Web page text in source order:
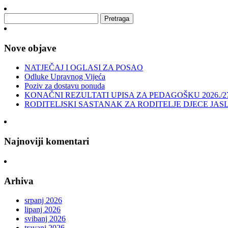
Nove objave
NATJEČAJ I OGLASI ZA POSAO
Odluke Upravnog Vijeća
Poziv za dostavu ponuda
KONAČNI REZULTATI UPISA ZA PEDAGOŠKU 2026./
RODITELJSKI SASTANAK ZA RODITELJE DJECE
Najnoviji komentari
Arhiva
srpanj 2026
lipanj 2026
svibanj 2026